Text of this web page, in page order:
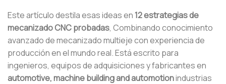
Este artículo destila esas ideas en12 estrategias de
mecanizado CNC probadas, Combinando conocimiento
avanzado de mecanizado multieje con experiencia de
producción en el mundo real. Está escrito para
ingenieros, equipos de adquisiciones y fabricantes en
automotive, machine building and automotionindustrias